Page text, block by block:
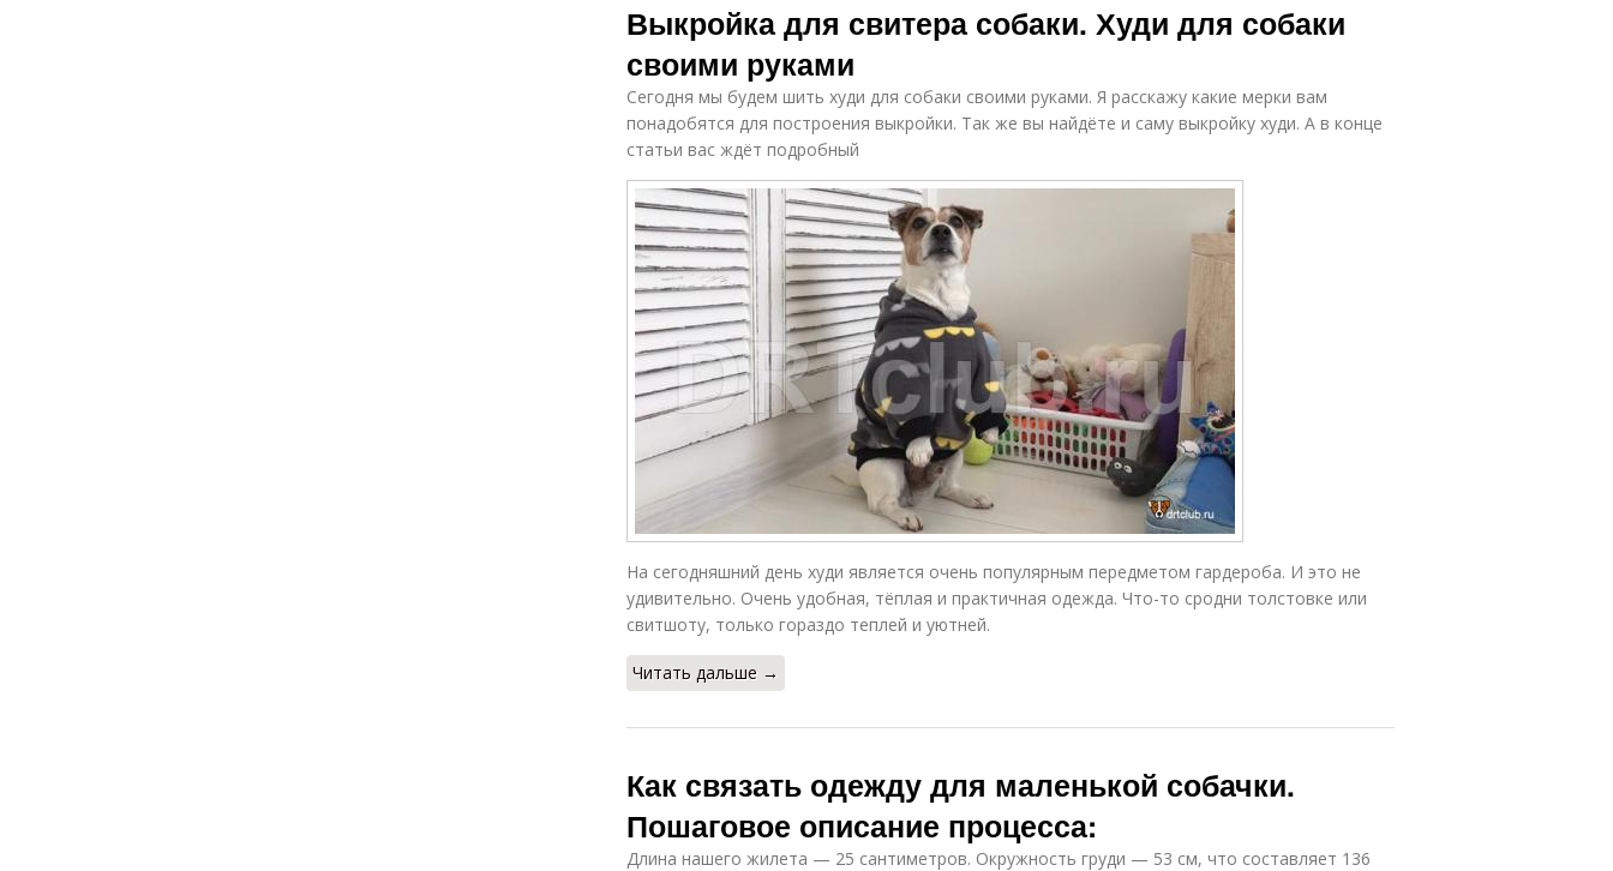
Выкройка для свитера собаки. Худи для собаки
своими руками
Сегодня мы будем шить худи для собаки своими руками. Я расскажу какие мерки вам
понадобятся для построения выкройки. Так же вы найдёте и саму выкройку худи. А в конце
статьи вас ждёт подробный
На сегодняшний день худи является очень популярным передметом гардероба. И это не
удивительно. Очень удобная, тёплая и практичная одежда. Что-то сродни толстовке или
свитшоту, только гораздо теплей и уютней.
Читать дальше →
Как связать одежду для маленькой собачки.
Пошаговое описание процесса:
Длина нашего жилета — 25 сантиметров. Окружность груди — 53 см, что составляет 136